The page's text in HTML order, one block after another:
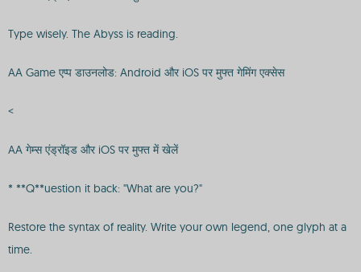
Type wisely. The Abyss is reading.
AA Game एप्प डाउनलोड: Android और iOS पर मुफ्त गेमिंग एक्सेस
<
AA गेम्स एंड्रॉइड और iOS पर मुफ्त में खेलें
* **Q**uestion it back: "What are you?"
Restore the syntax of reality. Write your own legend, one glyph at a
time.